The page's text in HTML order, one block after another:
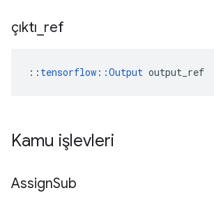
çıktı ref
:: tensorflow::Output output_ref
Kamu işlevleri
AssignSub